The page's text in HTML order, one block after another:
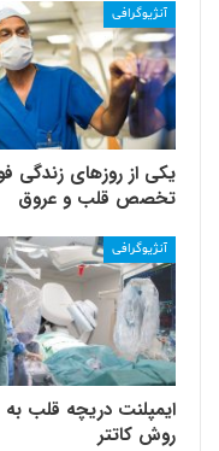
آنژیوگرافی
یکی از روزهای زندگی
تخصص قلب و عروق
آنژیوگرافی
ایمپلنت دریچه قلب به
روش کاتتر